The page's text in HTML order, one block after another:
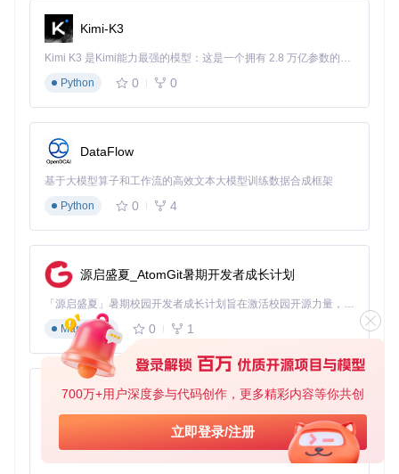
700万+用户深度参与代码创作，更多精彩内容等你共创
立即登录/注册
设置「REFERENCE FACE DISTANCE」为0.2-0.4（值越
小匹配越严格）
在「FACE MASK TYPES」中勾选「area」选项增强区域
识别
效果验证
静态验证：放大50%观察原背景元素是否完全消除
对比验证：开启/关闭occlusion模型对比效果差异
极端验证：测试包含眼镜、帽子等复杂遮挡物的源图像
技术速查卡
核心参数组合：
- reference_face_distance = 0.3
避坑指南：
✘ 不要在低分辨率图像上使用ximg_1模型（建议≥720p）
✘ 避免将reference_face_distance设置低于0.2，可能导致面部特征丢
如何根据硬件条件选择最优执行配置
痛点分析
用户常因硬件配置与软件参数不匹配，导致处理速度慢、内存
溢出或质量不达标等问题，尤其在GPU资源有限情况下表现突
Kimi-K3
Kimi K3 是Kimi能力最强的模型：这是一个拥有 2.8 万亿参数的混合专家（MoE）模型，具备原生视觉理解能力，并支持 100 万 token 的上下文窗口。
Python
0 0
DataFlow
基于大模型算子和工作流的高效文本大模型训练数据合成框架
Python
0 4
源启盛夏_AtomGit暑期开发者成长计划
「源启盛夏」暑期校园开发者成长计划旨在激活校园开源力量，通过积分激励、认证扶持、资源倾斜等形式，引导高校组织和开发者完成「入驻 — 建项目 — 做贡献 — 获认证 — 得资源」的完整闭环。无论你是想带领社团入驻平台的组织者，还是希望用代码贡献证明自己的开发者，都能在这里找到属于你的成长路径。
Markdown
0 1
py-xiaozhi
基于Python的Xiaozhi AI，适用于想要完整Xiaozhi体验而无需拥有专用硬件的用户。
Python
0 1